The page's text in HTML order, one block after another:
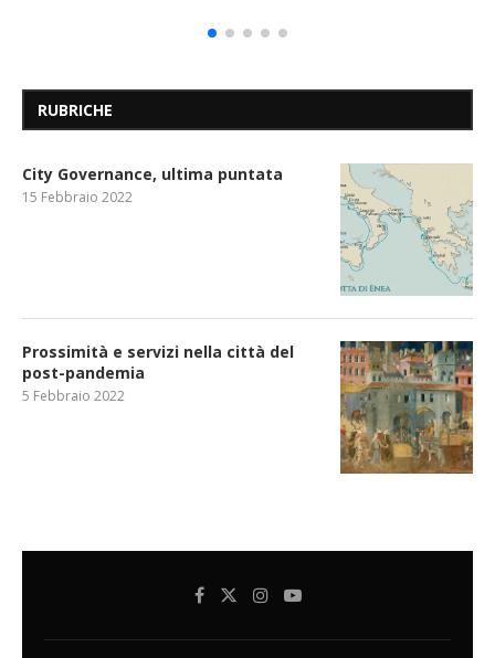
RUBRICHE
City Governance, ultima puntata
15 Febbraio 2022
Prossimità e servizi nella città del
post-pandemia
5 Febbraio 2022